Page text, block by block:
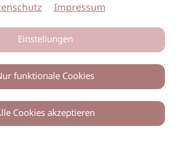
Impressum
Einstellungen
funktionale Cookies
Cookies akzeptieren